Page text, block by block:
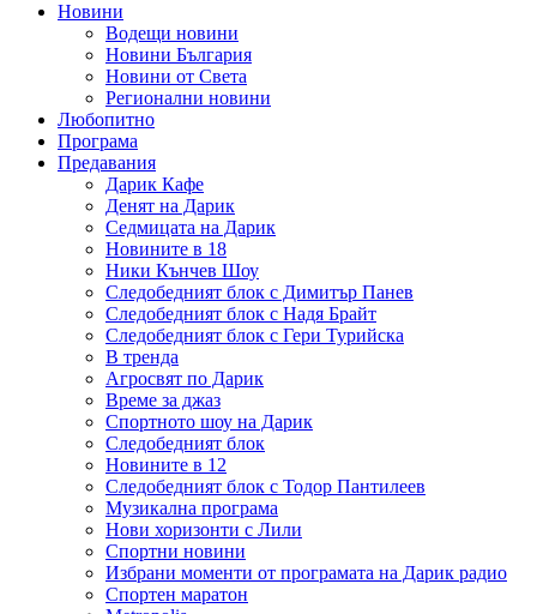
Новини
Водещи новини
Новини България
Новини от Света
Регионални новини
Любопитно
Програма
Предавания
Дарик Кафе
Денят на Дарик
Седмицата на Дарик
Новините в 18
Ники Кънчев Шоу
Следобедният блок с Димитър Панев
Следобедният блок с Надя Брайт
Следобедният блок с Гери Турийска
В тренда
Агросвят по Дарик
Време за джаз
Спортното шоу на Дарик
Следобедният блок
Новините в 12
Следобедният блок с Тодор Пантилеев
Музикална програма
Нови хоризонти с Лили
Спортни новини
Избрани моменти от програмата на Дарик радио
Спортен маратон